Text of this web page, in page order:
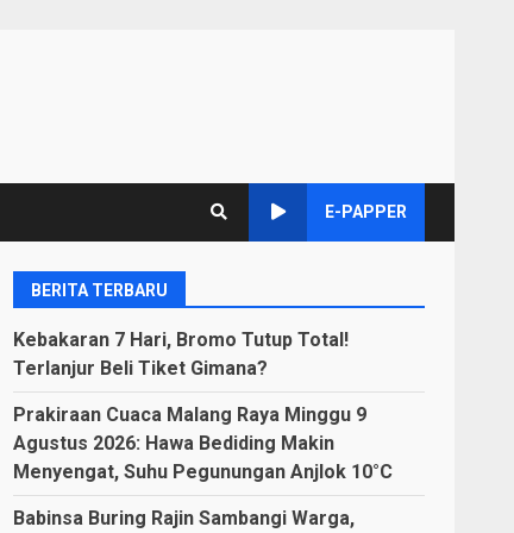
E-PAPPER
BERITA TERBARU
Kebakaran 7 Hari, Bromo Tutup Total!
Terlanjur Beli Tiket Gimana?
Prakiraan Cuaca Malang Raya Minggu 9
Agustus 2026: Hawa Bediding Makin
Menyengat, Suhu Pegunungan Anjlok 10°C
Babinsa Buring Rajin Sambangi Warga,